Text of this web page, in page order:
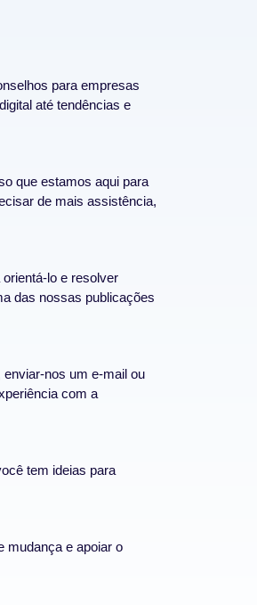
para empresas
até tendências e
que estamos aqui para
de mais assistência,
lo e resolver
das nossas publicações
nos um e-mail ou
com a
tem ideias para
mudança e apoiar o